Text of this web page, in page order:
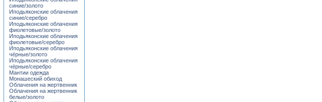
синие/золото
Иподьяконские облачения
синие/серебро
Иподьяконские облачения
фиолетовые/золото
Иподьяконские облачения
фиолетовые/серебро
Иподьяконские облачения
чёрные/золото
Иподьяконские облачения
чёрные/серебро
Мантии одежда
Монашеский обиход
Облачения на жертвенник
Облачения на жертвенник
белые/золото